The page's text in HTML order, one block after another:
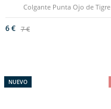
Colgante Punta Ojo de Tigre
6 € 7 €
NUEVO